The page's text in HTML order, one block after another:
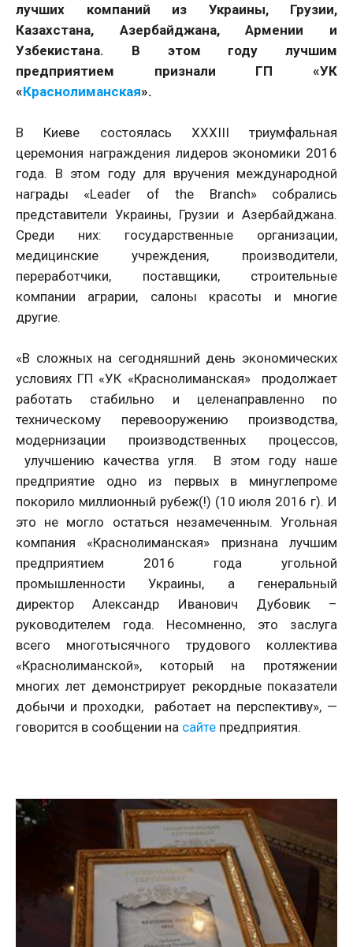
лучших компаний из Украины, Грузии,
Казахстана, Азербайджана, Армении и
Узбекистана. В этом году лучшим
предприятием признали ГП «УК
«Краснолиманская».
В Киеве состоялась XXXIII триумфальная
церемония награждения лидеров экономики 2016
года. В этом году для вручения международной
награды «Leader of the Branch» собрались
представители Украины, Грузии и Азербайджана.
Среди них: государственные организации,
медицинские учреждения, производители,
переработчики, поставщики, строительные
компании аграрии, салоны красоты и многие
другие.
«В сложных на сегодняшний день экономических
условиях ГП «УК «Краснолиманская» продолжает
работать стабильно и целенаправленно по
техническому перевооружению производства,
модернизации производственных процессов,
улучшению качества угля. В этом году наше
предприятие одно из первых в минуглепроме
покорило миллионный рубеж(!) (10 июля 2016 г). И
это не могло остаться незамеченным. Угольная
компания «Краснолиманская» признана лучшим
предприятием 2016 года угольной
промышленности Украины, а генеральный
директор Александр Иванович Дубовик –
руководителем года. Несомненно, это заслуга
всего многотысячного трудового коллектива
«Краснолиманской», который на протяжении
многих лет демонстрирует рекордные показатели
добычи и проходки, работает на перспективу», —
говорится в сообщении на сайте предприятия.